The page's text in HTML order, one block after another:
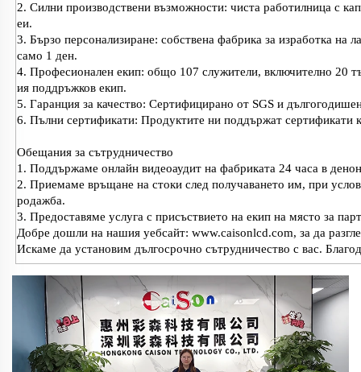
2. Силни производствени възможности: чиста работилница с
еи.
3. Бързо персонализиране: собствена фабрика за изработка на
само 1 ден.
4. Професионален екип: общо 107 служители, включително 20
ия поддръжков екип.
5. Гаранция за качество: Сертифицирано от SGS и
6. Пълни сертификати: Продуктите ни поддържат
Обещания за сътрудничество
1. Поддържаме онлайн видеоаудит на фабриката 24 часа в
2. Приемаме връщане на стоки след получаването им, при
родажба.
3. Предоставяме услуга с присъствието на екип на място за
Добре дошли на нашия уебсайт: www.caisonlcd.com, за да
Искаме да установим дългосрочно сътрудничество с вас.